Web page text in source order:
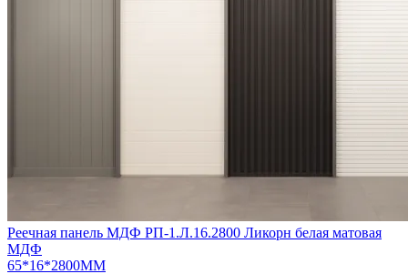
Реечная панель МДФ РП-1.Л.16.2800 Ликорн белая матовая
МДФ
65*16*2800ММ